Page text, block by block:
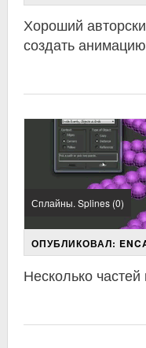
Хороший
создать
Сплайны. Splines (0)
ОПУБЛИКОВАЛ:
Несколько